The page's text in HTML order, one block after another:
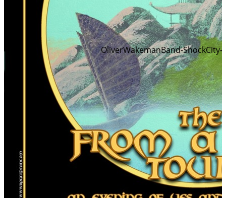
OliverWakemanBand-